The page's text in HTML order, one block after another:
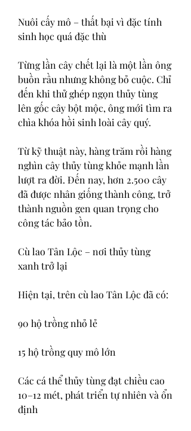
Nuôi cấy mô – thất bại vì đặc tính
sinh học quá đặc thù
Từng lần cây chết lại là một lần ông
buồn rầu nhưng không bỏ cuộc. Chỉ
đến khi thử ghép ngọn thủy tùng
lên gốc cây bột mộc, ông mới tìm ra
chìa khóa hồi sinh loài cây quý.
Từ kỹ thuật này, hàng trăm rồi hàng
nghìn cây thủy tùng khỏe mạnh lần
lượt ra đời. Đến nay, hơn 2.500 cây
đã được nhân giống thành công, trở
thành nguồn gen quan trọng cho
công tác bảo tồn.
Cù lao Tân Lộc – nơi thủy tùng
xanh trở lại
Hiện tại, trên cù lao Tân Lộc đã có:
90 hộ trồng nhỏ lẻ
15 hộ trồng quy mô lớn
Các cá thể thủy tùng đạt chiều cao
10–12 mét, phát triển tự nhiên và ổn
định